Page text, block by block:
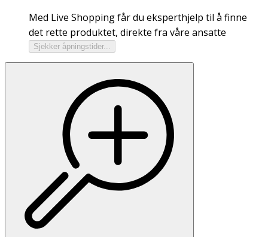
Med Live Shopping får du eksperthjelp til å finne
det rette produktet, direkte fra våre ansatte
Sjekker åpningstider...